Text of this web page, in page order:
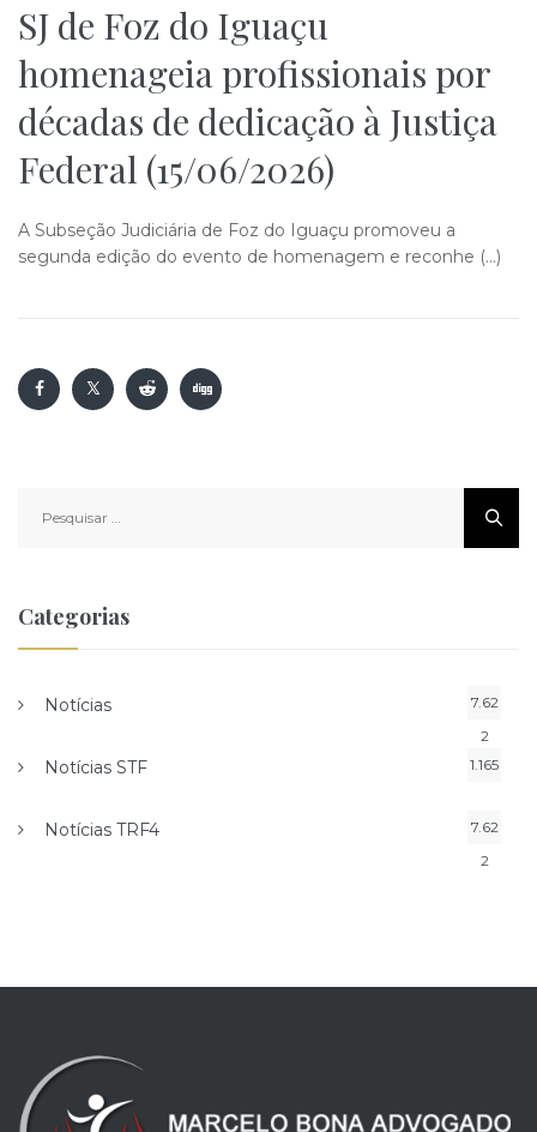
SJ de Foz do Iguaçu
homenageia profissionais por
décadas de dedicação à Justiça
Federal (15/06/2026)
A Subseção Judiciária de Foz do Iguaçu promoveu a
segunda edição do evento de homenagem e reconhe (…)
por:
Categorias
Notícias
7.62
2
Notícias STF 1.165
Notícias TRF4
7.62
2